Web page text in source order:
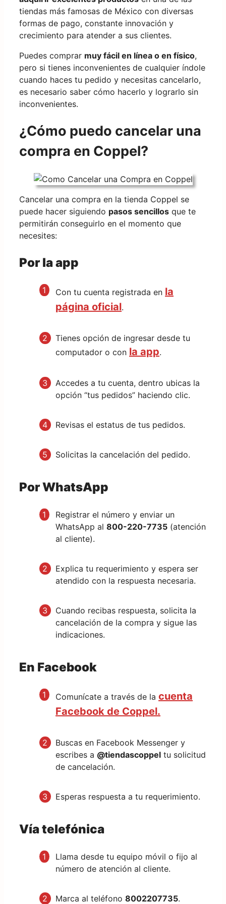
tiendas más famosas de México con diversas
formas de pago, constante innovación y
crecimiento para atender a sus clientes.
Puedes comprar muy fácil en línea o en físico,
pero si tienes inconvenientes de cualquier índole
cuando haces tu pedido y necesitas cancelarlo,
es necesario saber cómo hacerlo y lograrlo sin
inconvenientes.
¿Cómo puedo cancelar una
compra en Coppel?
Cancelar una compra en la tienda Coppel se
puede hacer siguiendo pasos sencillos que te
permitirán conseguirlo en el momento que
necesites:
Por la app
Con tu cuenta registrada en la
página oficial.
Tienes opción de ingresar desde tu
computador o con la app.
Accedes a tu cuenta, dentro ubicas la
opción “tus pedidos” haciendo clic.
Revisas el estatus de tus pedidos.
Solicitas la cancelación del pedido.
Por WhatsApp
Registrar el número y enviar un
WhatsApp al 800-220-7735 (atención
al cliente).
Explica tu requerimiento y espera ser
atendido con la respuesta necesaria.
Cuando recibas respuesta, solicita la
cancelación de la compra y sigue las
indicaciones.
En Facebook
Comunícate a través de la cuenta
Facebook de Coppel.
Buscas en Facebook Messenger y
escribes a @tiendascoppel tu solicitud
de cancelación.
Esperas respuesta a tu requerimiento.
Vía telefónica
Llama desde tu equipo móvil o fijo al
número de atención al cliente.
Marca al teléfono 8002207735.